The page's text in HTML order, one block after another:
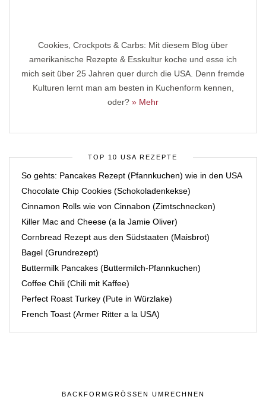
Cookies, Crockpots & Carbs: Mit diesem Blog über
amerikanische Rezepte & Esskultur koche und esse ich
mich seit über 25 Jahren quer durch die USA. Denn fremde
Kulturen lernt man am besten in Kuchenform kennen,
oder? » Mehr
TOP 10 USA REZEPTE
So gehts: Pancakes Rezept (Pfannkuchen) wie in den USA
Chocolate Chip Cookies (Schokoladenkekse)
Cinnamon Rolls wie von Cinnabon (Zimtschnecken)
Killer Mac and Cheese (a la Jamie Oliver)
Cornbread Rezept aus den Südstaaten (Maisbrot)
Bagel (Grundrezept)
Buttermilk Pancakes (Buttermilch-Pfannkuchen)
Coffee Chili (Chili mit Kaffee)
Perfect Roast Turkey (Pute in Würzlake)
French Toast (Armer Ritter a la USA)
BACKFORMGRÖSSEN UMRECHNEN